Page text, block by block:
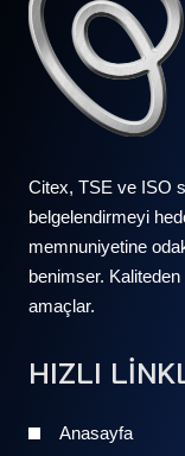
Citex, TSE ve ISO
belgelendirmeyi
memnuniyetine
benimser.
amaçlar.
HIZLI
Anasayfa